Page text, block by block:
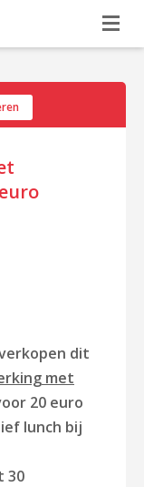
dit
met
20 euro
lunch bij
30